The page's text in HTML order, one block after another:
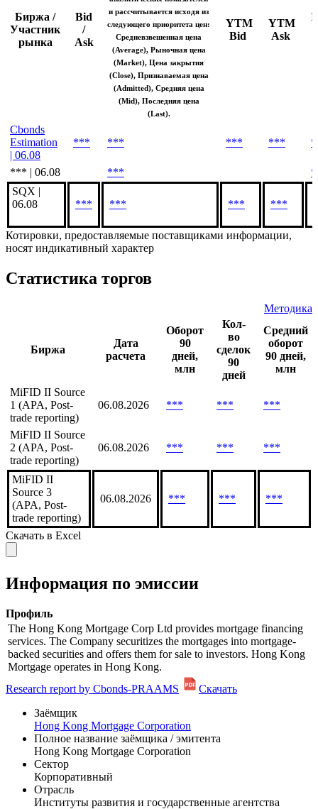
Биржа /
Участник
рынка
Bid
/
Ask
и рассчитывается исходя из
следующего приоритета цен:
Средневзвешенная цена
(Average), Рыночная цена
(Market), Цена закрытия
(Close), Признаваемая цена
(Admitted), Средняя цена
(Mid), Последняя цена
(Last).
YTM
Bid
YTM
Ask
Cbonds
Estimation
| 06.08
*** *** *** ***
*** | 06.08 ***
SQX |
06.08
*** *** *** ***
Котировки, предоставляемые поставщиками информации,
носят индикативный характер
Статистика торгов
Методика
Биржа
Дата
расчета
Оборот
90
дней,
млн
Кол-
во
сделок
90
дней
Средний
оборот
90 дней,
млн
MiFID II Source
1 (APA, Post-
trade reporting)
06.08.2026 *** *** ***
MiFID II Source
2 (APA, Post-
trade reporting)
06.08.2026 *** *** ***
MiFID II
Source 3
(APA, Post-
trade reporting)
06.08.2026 *** *** ***
Скачать в Excel
Информация по эмиссии
Профиль
The Hong Kong Mortgage Corp Ltd provides mortgage financing
services. The Company securitizes the mortgages into mortgage-
backed securities and offers them for sale to investors. Hong Kong
Mortgage operates in Hong Kong.
Research report by Cbonds-PRAAMS
Скачать
Заёмщик
Hong Kong Mortgage Corporation
Полное название заёмщика / эмитента
Hong Kong Mortgage Corporation
Сектор
Корпоративный
Отрасль
Институты развития и государственные агентства